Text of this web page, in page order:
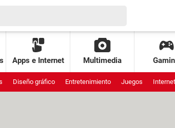
Apps e Internet Multimedia
Diseño gráfico Entretenimiento Juegos Internet